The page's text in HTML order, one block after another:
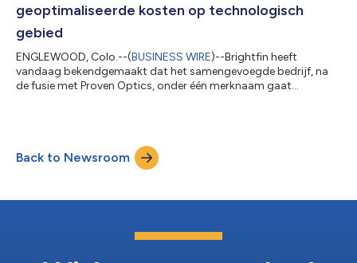
geoptimaliseerde kosten op technologisch
gebied
ENGLEWOOD, Colo.--(BUSINESS WIRE)--Brightfin heeft
vandaag bekendgemaakt dat het samengevoegde bedrijf, na
de fusie met Proven Optics, onder één merknaam gaat
organisaties te helpen beter inzicht in hun totale technologie-
uitgaven te krijgen, voor een beter beheer en het verlagen van
kosten. De uitgaven voor technologie zullen d...
Back to Newsroom